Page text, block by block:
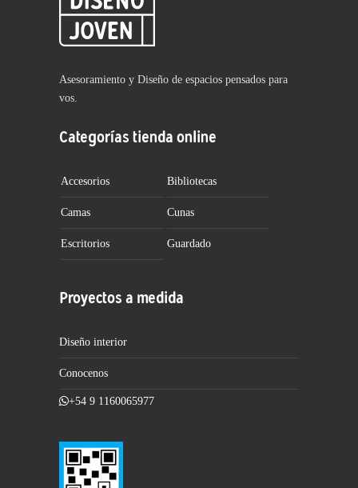
Asesoramiento y Diseño de espacios pensados para
vos.
Categorías tienda online
Accesorios Bibliotecas
Camas Cunas
Escritorios Guardado
Proyectos a medida
Diseño interior
Conocenos
+54 9 1160065977